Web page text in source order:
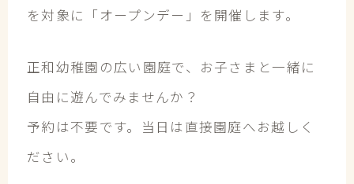
を対象に「オープンデー」を開催します。
正和幼稚園の広い園庭で、お子さまと一緒に
自由に遊んでみませんか？
予約は不要です。当日は直接園庭へお越しく
ださい。